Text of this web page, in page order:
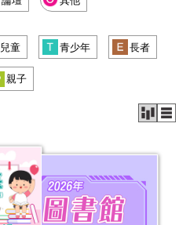
兒童 青少年 長者
親子